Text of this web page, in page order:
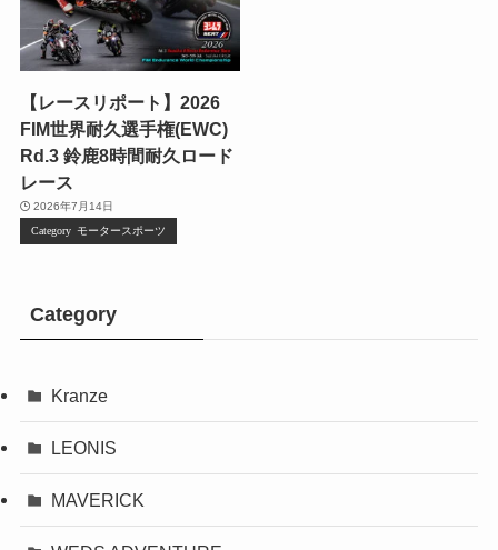
【レースリポート】2026
FIM世界耐久選手権(EWC)
Rd.3 鈴鹿8時間耐久ロード
レース
2026年7月14日
モータースポーツ
Category
Kranze
LEONIS
MAVERICK